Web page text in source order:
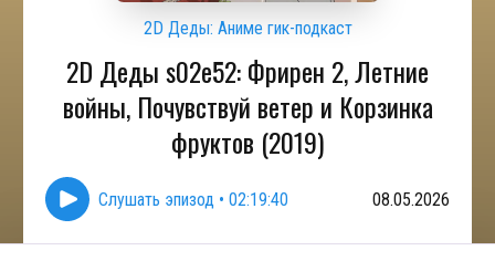
2D Деды: Аниме гик-подкаст
2D Деды s02e52: Фрирен 2, Летние
войны, Почувствуй ветер и Корзинка
фруктов (2019)
Слушать эпизод • 02:19:40 08.05.2026